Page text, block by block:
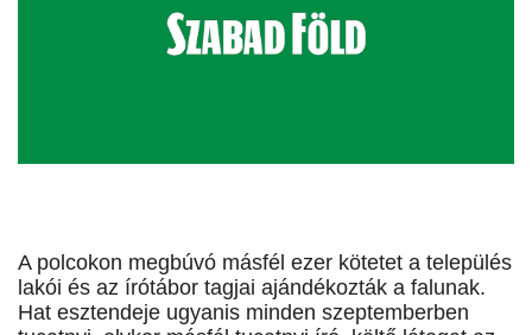
A polcokon megbúvó másfél ezer kötetet a település
lakói és az írótábor tagjai ajándékozták a falunak.
Hat esztendeje ugyanis minden szeptemberben